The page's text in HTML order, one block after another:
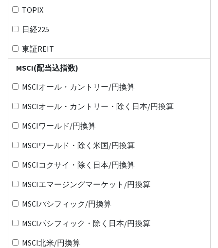
TOPIX
日経225
東証REIT
MSCI(配当込指数)
MSCIオール・カントリー/円換算
MSCIオール・カントリー・除く日本/円換算
MSCIワールド/円換算
MSCIワールド・除く米国/円換算
MSCIコクサイ・除く日本/円換算
MSCIエマージングマーケット/円換算
MSCIパシフィック/円換算
MSCIパシフィック・除く日本/円換算
MSCI北米/円換算